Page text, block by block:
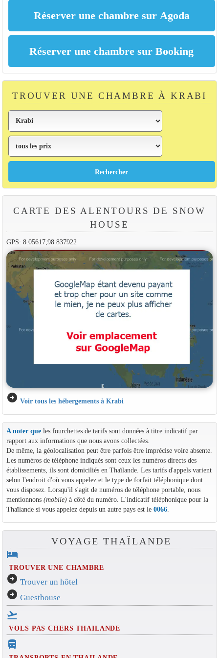
TROUVER UNE CHAMBRE À KRABI
CARTE DES ALENTOURS DE SNOW
HOUSE
GPS: 8.05617,98.837922
arrow_circle_right Voir tous les hébergements à Krabi
A noter queles fourchettes de tarifs sont données à titre indicatif par
rapport aux informations que nous avons collectées.
De même, la géolocalisation peut être parfois être imprécise voire absente.
Les numéros de téléphone indiqués sont ceux les numéros directs des
établissements, ils sont domiciliés en Thaïlande. Les tarifs d'appels varient
selon l'endroit d'où vous appelez et le type de forfait téléphonique dont
vous disposez. Lorsqu'il s'agit de numéros de téléphone portable, nous
mentionnons (mobile)à côté du numéro. L'indicatif téléphonique pour la
Thaïlande si vous appelez depuis un autre pays est le 0066.
VOYAGE THAÏLANDE
hotel
TROUVER UNE CHAMBRE
arrow_circle_right Trouver un hôtel
arrow_circle_right Guesthouse
flight_takeoff
VOLS PAS CHERS THAILANDE
directions_bus_filled